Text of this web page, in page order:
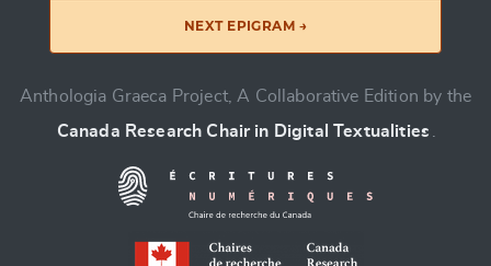
NEXT EPIGRAM →
Anthologia Graeca Project, A Collaborative Edition by the
Canada Research Chair in Digital Textualities .